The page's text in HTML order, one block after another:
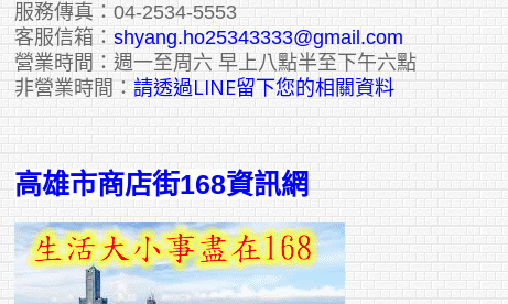
服務傳真：04-2534-5553
客服信箱： shyang.ho25343333@gmail.com
營業時間：週一至周六 早上八點半至下午六點
非營業時間： 請透過LINE留下您的相關資料
高雄市商店街168資訊網